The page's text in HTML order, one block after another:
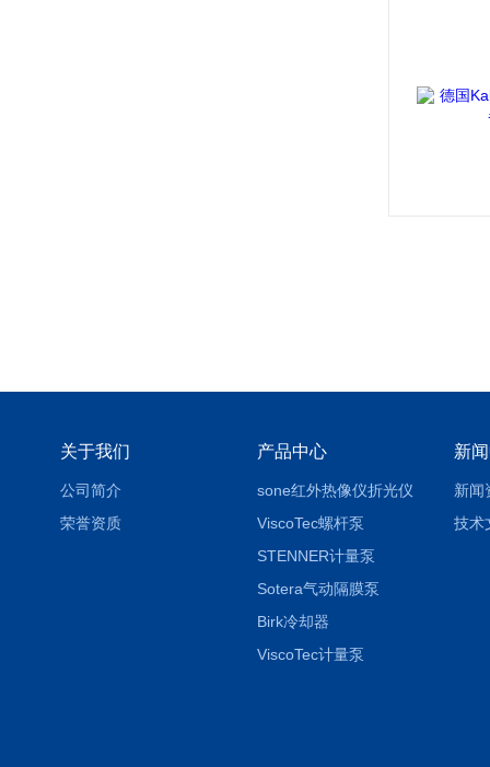
关于我们
公司简介
荣誉资质
产品中心
sone红外热像仪折光仪
ViscoTec螺杆泵
STENNER计量泵
Sotera气动隔膜泵
Birk冷却器
ViscoTec计量泵
新
新闻
技术